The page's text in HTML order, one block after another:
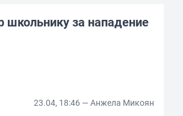
школьнику за нападение
23.04, 18:46 — Анжела Микоян